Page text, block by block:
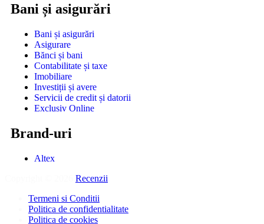
Bani și asigurări
Bani și asigurări
Asigurare
Bănci și bani
Contabilitate și taxe
Imobiliare
Investiții și avere
Servicii de credit și datorii
Exclusiv Online
Brand-uri
Altex
Recenzii
Termeni si Conditii
Politica de confidentialitate
Politica de cookies